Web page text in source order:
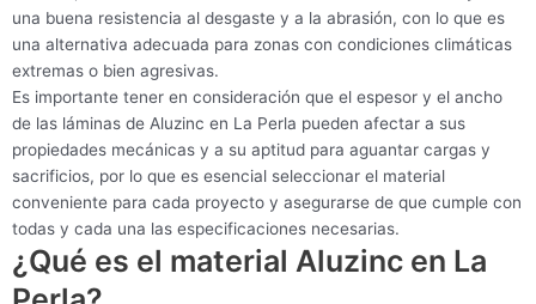
una buena resistencia al desgaste y a la abrasión, con lo que es
una alternativa adecuada para zonas con condiciones climáticas
extremas o bien agresivas.
Es importante tener en consideración que el espesor y el ancho
de las láminas de Aluzinc en La Perla pueden afectar a sus
propiedades mecánicas y a su aptitud para aguantar cargas y
sacrificios, por lo que es esencial seleccionar el material
conveniente para cada proyecto y asegurarse de que cumple con
todas y cada una las especificaciones necesarias.
¿Qué es el material Aluzinc en La